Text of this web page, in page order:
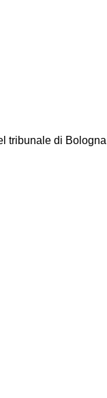
tribunale di